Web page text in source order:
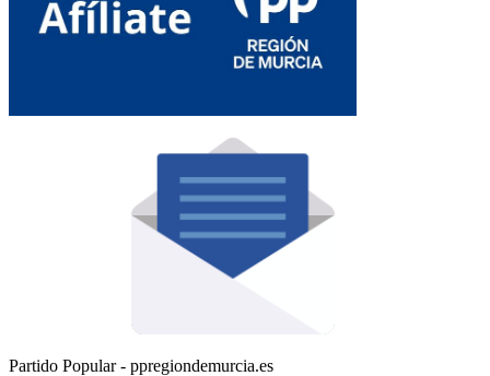
Partido Popular - ppregiondemurcia.es